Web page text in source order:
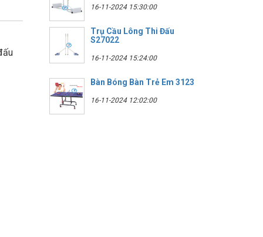
16-11-2024 15:30:00
Trụ Cầu Lông Thi Đấu
S27022
16-11-2024 15:24:00
Bàn Bóng Bàn Trẻ Em 3123
16-11-2024 12:02:00